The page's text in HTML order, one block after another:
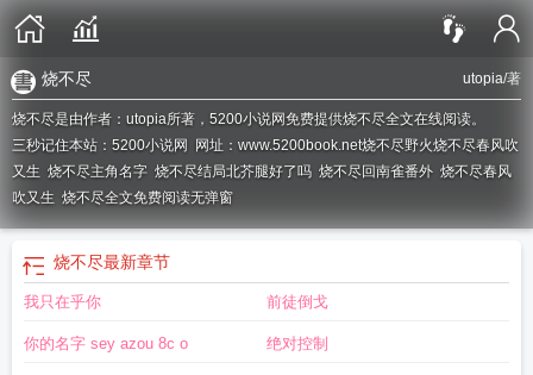
utopia/著
烧不尽
烧不尽是由作者：utopia所著，5200小说网免费提供烧不尽全文在线阅读。
三秒记住本站：5200小说网 网址：www.5200book.net烧不尽野火烧不尽春风吹
又生 烧不尽主角名字 烧不尽结局北芥腿好了吗 烧不尽回南雀番外 烧不尽春风
吹又生 烧不尽全文免费阅读无弹窗
烧不尽最新章节
我只在乎你 前徒倒戈
你的名字 sey azou 8c o 绝对控制